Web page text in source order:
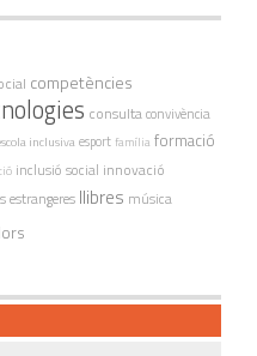
competències
consultaconvivència
inclusivaesport família formació
inclusió social innovació
estrangeres llibres música